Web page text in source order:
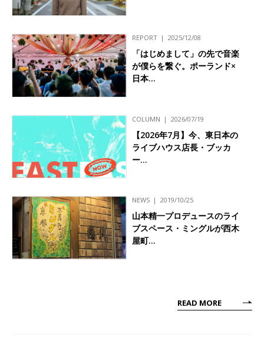
REPORT 2025/12/08
「はじめまして」の先で音楽
が僕らを繋ぐ。ポーランド×
日本…
COLUMN 2026/07/19
【2026年7月】今、東日本の
ライブハウス店長・ブッカ
ー…
NEWS 2019/10/25
山本精一プロデュースのライ
ブスペース・ミングルが西木
屋町…
READ MORE